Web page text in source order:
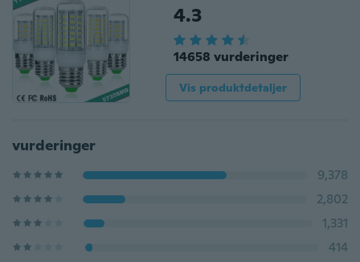
4.3
14658 vurderinger
Vis produktdetaljer
vurderinger
9,378
2,802
1,331
414